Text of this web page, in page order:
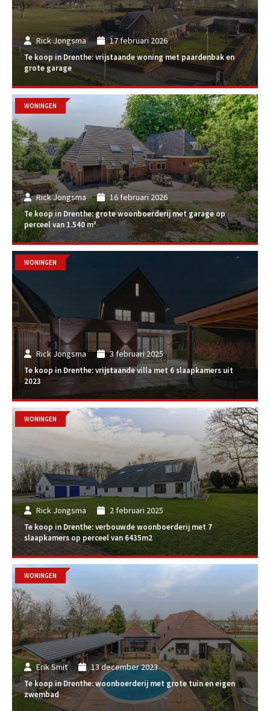
Rick Jongsma 17 februari 2026
Te koop in Drenthe: vrijstaande woning met paardenbak en
grote garage
Rick Jongsma 16 februari 2026
Te koop in Drenthe: grote woonboerderij met garage op
perceel van 1.540 m²
WONINGEN
Rick Jongsma 3 februari 2025
Te koop in Drenthe: vrijstaande villa met 6 slaapkamers uit
2023
WONINGEN
Rick Jongsma 2 februari 2025
Te koop in Drenthe: verbouwde woonboerderij met 7
slaapkamers op perceel van 6435m2
WONINGEN
Erik Smit 13 december 2023
Te koop in Drenthe: woonboerderij met grote tuin en eigen
zwembad
WONINGEN